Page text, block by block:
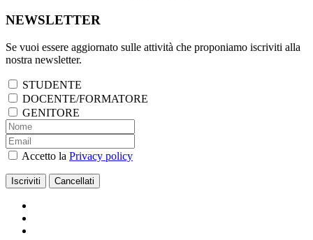
NEWSLETTER
Se vuoi essere aggiornato sulle attività che proponiamo iscriviti alla
nostra newsletter.
STUDENTE
DOCENTE/FORMATORE
GENITORE
Accetto la Privacy policy